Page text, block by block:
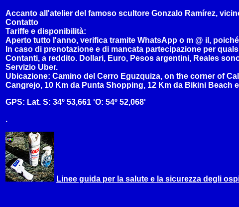
Accanto all'atelier del famoso scultore Gonzalo Ramírez,
Contatto
Tariffe e disponibilità:
Aperto tutto l'anno, verifica tramite WhatsApp o m @ il,
In caso di prenotazione e di mancata partecipazione per
Contanti, a reddito. Dollari, Euro, Pesos argentini, Reales
Servizio Uber.
Ubicazione: Camino del Cerro Eguzquiza, on the corner of
Cangrejo, 10 Km da Punta Shopping, 12 Km da Bikini Beach
GPS: Lat. S: 34º 53,661 'O: 54º 52,068'
.
Linee guida per la salute e la sicurezza degli